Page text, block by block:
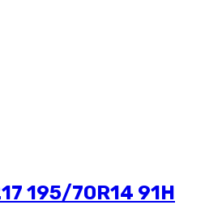
195/70R14 91H